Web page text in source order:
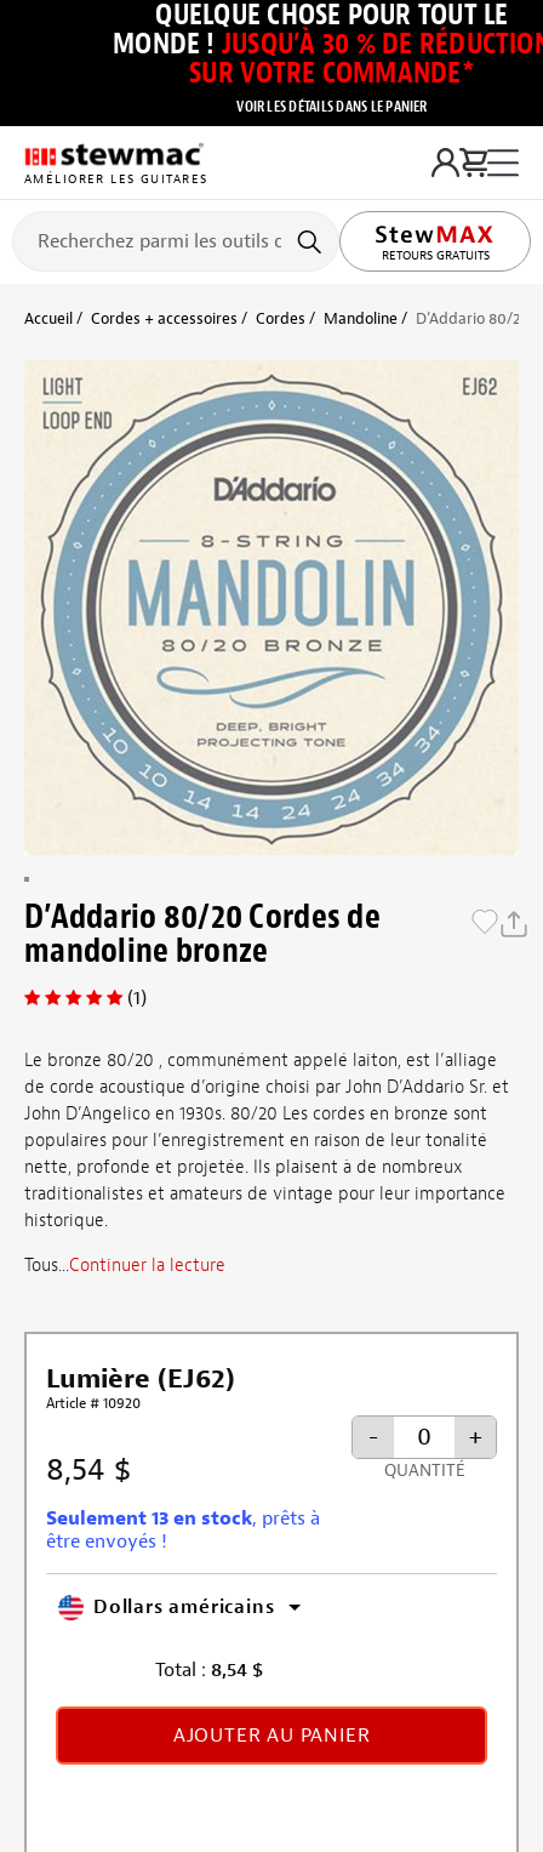
QUELQUE CHOSE POUR TOUT LE
MONDE ! JUSQU’À 30 % DE
SUR VOTRE COMMANDE*
VOIR LES DÉTAILS DANS LE PANIER
AMÉLIORER LES GUITARES
RETOURS GRATUITS
Accueil Cordes + accessoires Cordes Mandoline D’Addario 80/20
D’Addario 80/20 Cordes de
mandoline bronze
(1)
Le bronze 80/20 , communément appelé laiton, est l’alliage
de corde acoustique d’origine choisi par John D’Addario Sr. et
John D’Angelico en 1930s. 80/20 Les cordes en bronze sont
populaires pour l’enregistrement en raison de leur tonalité
nette, profonde et projetée. Ils plaisent à de nombreux
traditionalistes et amateurs de vintage pour leur importance
historique.
Tous...Continuer la lecture
Lumière (EJ62)
Article # 10920
8,54 $
Seulement 13 en stock, prêts à
être envoyés !
- +
QUANTITÉ
Dollars américains
Total : 8,54 $
AJOUTER AU PANIER